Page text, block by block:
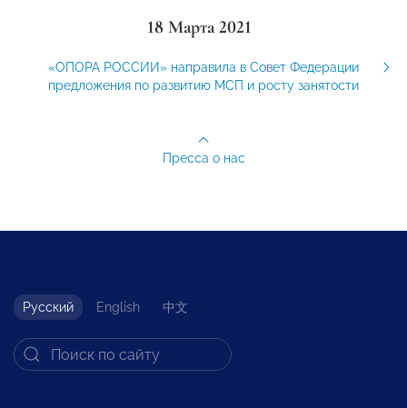
18 Марта 2021
«ОПОРА РОССИИ» направила в Совет Федерации
предложения по развитию МСП и росту занятости
Пресса о нас
Русский English 中文